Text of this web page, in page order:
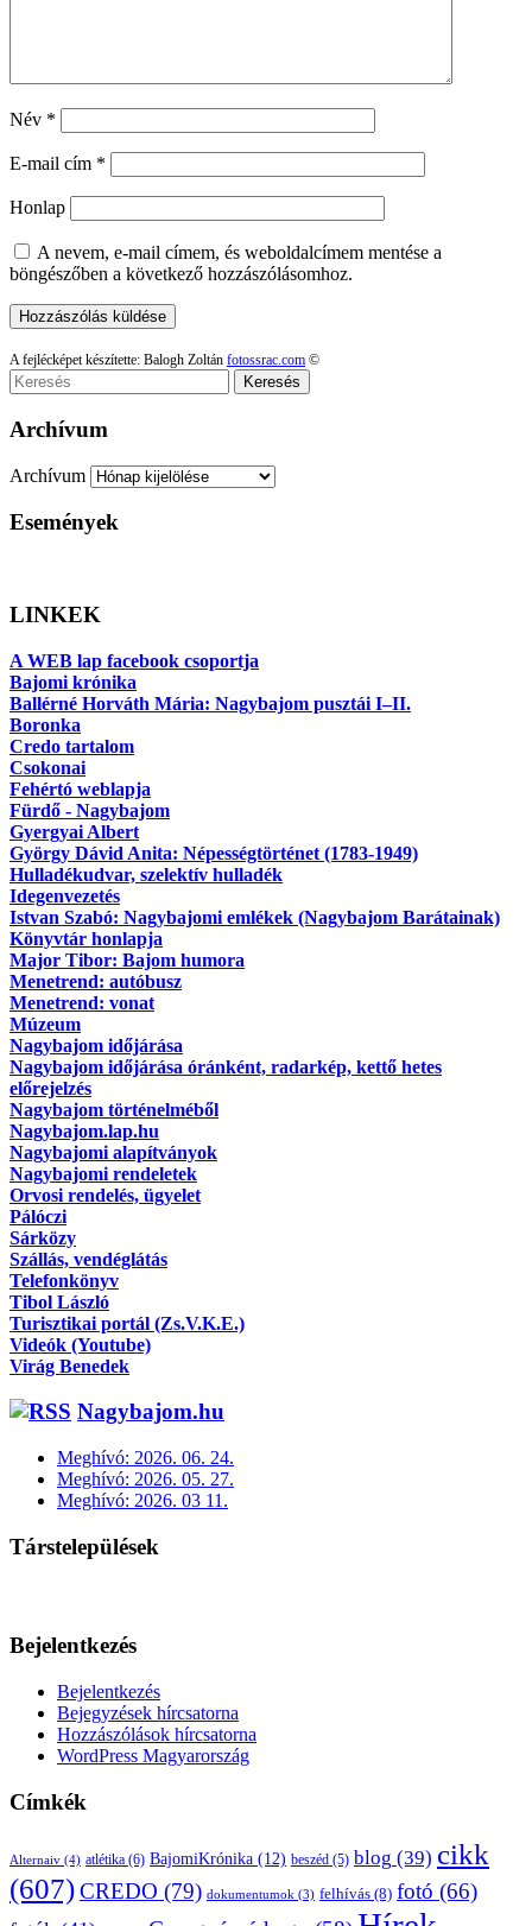
Név *
E-mail cím *
Honlap
A nevem, e-mail címem, és weboldalcímem mentése a
böngészőben a következő hozzászólásomhoz.
A fejlécképet készítette: Balogh Zoltán fotossrac.com ©
Keresés
Archívum
Archívum
Események
LINKEK
A WEB lap facebook csoportja
Bajomi krónika
Ballérné Horváth Mária: Nagybajom pusztái I–II.
Boronka
Credo tartalom
Csokonai
Fehértó weblapja
Fürdő - Nagybajom
Gyergyai Albert
György Dávid Anita: Népességtörténet (1783-1949)
Hulladékudvar, szelektív hulladék
Idegenvezetés
Istvan Szabó: Nagybajomi emlékek (Nagybajom Barátainak)
Könyvtár honlapja
Major Tibor: Bajom humora
Menetrend: autóbusz
Menetrend: vonat
Múzeum
Nagybajom időjárása
Nagybajom időjárása óránként, radarkép, kettő hetes
előrejelzés
Nagybajom történelméből
Nagybajom.lap.hu
Nagybajomi alapítványok
Nagybajomi rendeletek
Orvosi rendelés, ügyelet
Pálóczi
Sárközy
Szállás, vendéglátás
Telefonkönyv
Tibol László
Turisztikai portál (Zs.V.K.E.)
Videók (Youtube)
Virág Benedek
Nagybajom.hu
Meghívó: 2026. 06. 24.
Meghívó: 2026. 05. 27.
Meghívó: 2026. 03 11.
Társtelepülések
Bejelentkezés
Bejelentkezés
Bejegyzések hírcsatorna
Hozzászólások hírcsatorna
WordPress Magyarország
Címkék
Alternaiv (4) atlétika (6) BajomiKrónika (12) beszéd (5) blog (39) cikk
(607)CREDO (79) dokumentumok (3) felhívás (8) fotó (66)